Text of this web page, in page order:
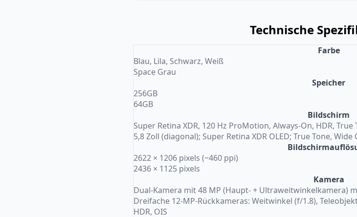
Technische
Farbe
Blau, Lila, Schwarz, Weiß
Space Grau
Speicher
256GB
64GB
Bildschirm
Super Retina XDR, 120 Hz ProMotion, Always-On, HDR, True
5,8 Zoll (diagonal); Super Retina XDR OLED; True Tone,
2622 × 1206 pixels (~460 ppi)
2436 × 1125 pixels
Kamera
Dual-Kamera mit 48 MP (Haupt- + Ultraweitwinkelkamera)
Dreifache 12-MP-Rückkameras: Weitwinkel (f/1.8),
HDR, OIS